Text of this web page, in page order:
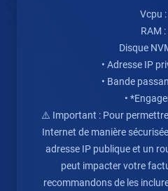
Vcpu :
RAM :
Disque
• Adresse IP
• Bande
•
⚠️ Important : Pour permettre
Internet de manière
adresse IP publique et un
peut impacter votre
recommandons de les